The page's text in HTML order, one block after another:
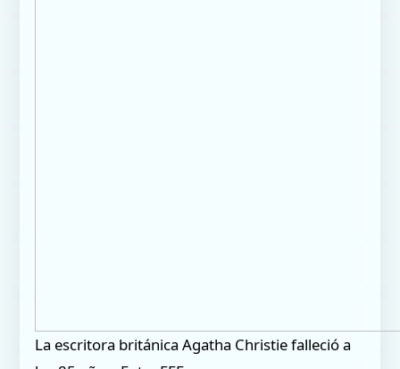
La escritora británica Agatha Christie falleció a